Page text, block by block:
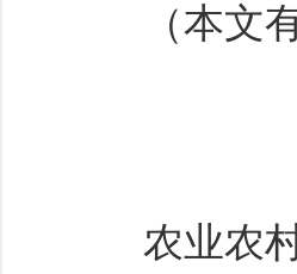
（本文有
农业农村